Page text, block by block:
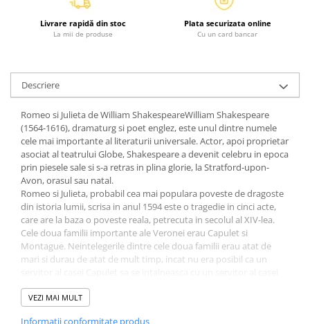
Diete si alimentatie sanatoasa
Fitness si frumusete
Feng Shui
Medicina alternativa
Sa nu razi :((
Drept
Legislatie
Fictiune
Actiune si Aventura
Actiune,aventura
Clasici
Crime, Thriller, Mistery
Istorica
Literatura de divertisment
Livrare rapidă din stoc
La mii de produse
Plata securizata online
Cu un card bancar
Descriere
Romeo si Julieta de William ShakespeareWilliam Shakespeare
(1564-1616), dramaturg si poet englez, este unul dintre numele
cele mai importante al literaturii universale. Actor, apoi proprietar
asociat al teatrului Globe, Shakespeare a devenit celebru in epoca
prin piesele sale si s-a retras in plina glorie, la Stratford-upon-
Avon, orasul sau natal.
Romeo si Julieta, probabil cea mai populara poveste de dragoste
din istoria lumii, scrisa in anul 1594 este o tragedie in cinci acte,
care are la baza o poveste reala, petrecuta in secolul al XIV-lea.
Cele doua familii importante ale Veronei erau Capulet si
Montague. Neintelegerile dintre cele doua familii erau atat de
mari si durau de atat de mult timp, incat nu era posibil ca un
Montague, fara ca din aceasta sa iasa o cearta. - Lucian Pricop
VEZI MAI MULT
Informatii conformitate produs